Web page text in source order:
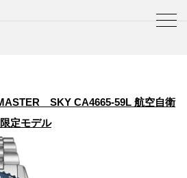
SKY CA4665-59L 航空自衛
定モデル